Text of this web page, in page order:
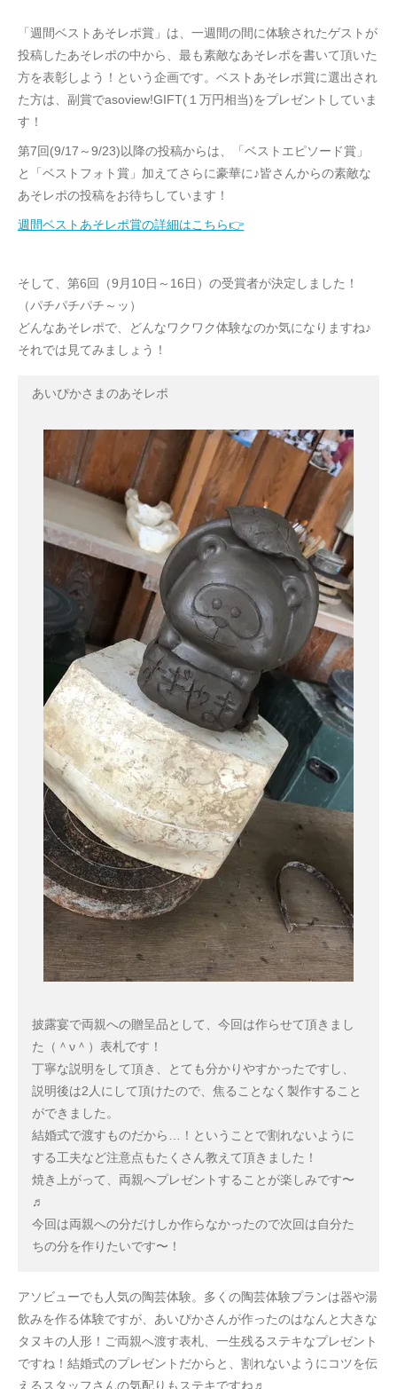
「週間ベストあそレポ賞」は、一週間の間に体験されたゲストが
投稿したあそレポの中から、最も素敵なあそレポを書いて頂いた
方を表彰しよう！という企画です。ベストあそレポ賞に選出され
た方は、副賞でasoview!GIFT(１万円相当)をプレゼントしていま
す！
第7回(9/17～9/23)以降の投稿からは、「ベストエピソード賞」
と「ベストフォト賞」加えてさらに豪華に♪皆さんからの素敵な
あそレポの投稿をお待ちしています！
週間ベストあそレポ賞の詳細はこちら👉
そして、第6回（9月10日～16日）の受賞者が決定しました！
（パチパチパチ～ッ）
どんなあそレポで、どんなワクワク体験なのか気になりますね♪
それでは見てみましょう！
あいぴかさまのあそレポ
披露宴で両親への贈呈品として、今回は作らせて頂きまし
た（＾ν＾）表札です！
丁寧な説明をして頂き、とても分かりやすかったですし、
説明後は2人にして頂けたので、焦ることなく製作すること
ができました。
結婚式で渡すものだから…！ということで割れないように
する工夫など注意点もたくさん教えて頂きました！
焼き上がって、両親へプレゼントすることが楽しみです〜
♬
今回は両親への分だけしか作らなかったので次回は自分た
ちの分を作りたいです〜！
アソビューでも人気の陶芸体験。多くの陶芸体験プランは器や湯
飲みを作る体験ですが、あいぴかさんが作ったのはなんと大きな
タヌキの人形！ご両親へ渡す表札、一生残るステキなプレゼント
ですね！結婚式のプレゼントだからと、割れないようにコツを伝
えるスタッフさんの気配りもステキですね♬